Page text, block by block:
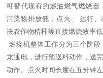
可替代现有的燃油燃气燃烧器
污染物排放低；点火、 运行
决农作物秸秆等直接燃烧效率
燃烧机整体工作分为三个阶
龙通电，进行预送料动作，送
动作。点火时间长度在五分钟